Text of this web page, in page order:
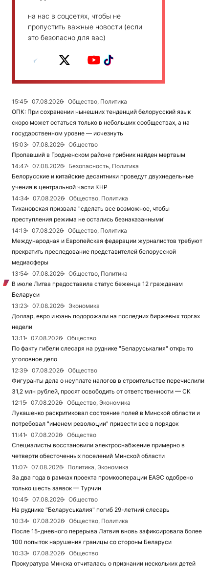
на нас в соцсетях, чтобы не
пропустить важные новости (если
это безопасно для вас)
15:45 07.08.2026
Общество, Политика
ОПК: При сохранении нынешних тенденций белорусский язык
скоро может остаться только в небольших сообществах, а на
государственном уровне — исчезнуть
15:03
07.08.2026
Общество
Пропавший в Гродненском районе грибник найден мертвым
14:47
07.08.2026
Безопасность, Политика
Белорусские и китайские десантники проведут двухнедельные
учения в центральной части КНР
14:34
07.08.2026
Общество, Политика
Тихановская призвала "сделать все возможное, чтобы
преступления режима не остались безнаказанными"
14:13
07.08.2026
Общество, Политика
Международная и Европейская федерации журналистов требуют
прекратить преследование представителей белорусской
медиасферы
13:54
07.08.2026
Общество, Политика
В июле Литва предоставила статус беженца 12 гражданам
Беларуси
13:23
07.08.2026
Экономика
Доллар, евро и юань подорожали на последних биржевых торгах
недели
13:11
07.08.2026
Общество
По факту гибели слесаря на руднике "Беларуськалия" открыто
уголовное дело
12:39
07.08.2026
Общество
Фигуранты дела о неуплате налогов в строительстве перечислили
31,2 млн рублей, просят освободить от ответственности — СК
12:15
07.08.2026
Общество, Экономика
Лукашенко раскритиковал состояние полей в Минской области и
потребовал "именем революции" привести все в порядок
11:41
07.08.2026
Общество
Специалисты восстановили электроснабжение примерно в
четверти обесточенных поселений Минской области
11:07
07.08.2026
Политика, Экономика
За два года в рамках проекта промкооперации ЕАЭС одобрено
только шесть заявок — Турчин
10:45
07.08.2026
Общество
На руднике "Беларуськалия" погиб 29-летний слесарь
10:34
07.08.2026
Общество, Политика
После 15-дневного перерыва Латвия вновь зафиксировала более
100 попыток нарушения границы со стороны Беларуси
10:33
07.08.2026
Общество
Прокуратура Минска отчиталась о признании нескольких детей